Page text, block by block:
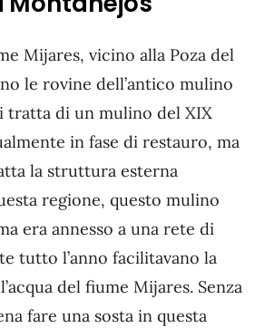
Mijares, vicino alla Poza del
le rovine dell’antico mulino
tratta di un mulino del XIX
in fase di restauro, ma
la struttura esterna
regione, questo mulino
era annesso a una rete di
tutto l’anno facilitavano la
del fiume Mijares. Senza
fare una sosta in questa